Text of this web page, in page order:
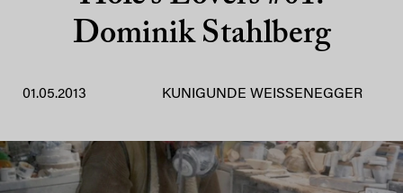
Dominik Stahlberg
01.05.2013 KUNIGUNDE WEISSENEGGER